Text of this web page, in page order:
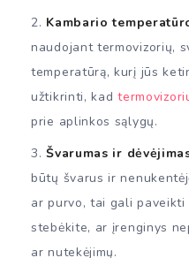
Kambario
naudojant termovizorių,
temperatūrą, kurį jūs
užtikrinti, kad
prie aplinkos sąlygų.
Švarumas ir
būtų švarus ir
ar purvo, tai gali paveikti
stebėkite, ar įrenginys
ar nutekėjimų.